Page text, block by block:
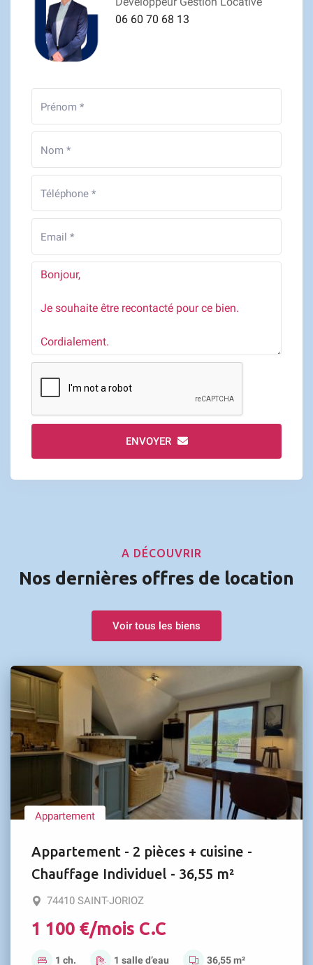
06 60 70 68 13
ENVOYER
A DÉCOUVRIR
Nos dernières offres de location
Voir tous les biens
Appartement
Appartement - 2 pièces + cuisine -
Chauffage Individuel - 36,55 m²
74410 SAINT-JORIOZ
1 100 €/mois C.C
1 ch. 1 salle d’eau 36,55 m²